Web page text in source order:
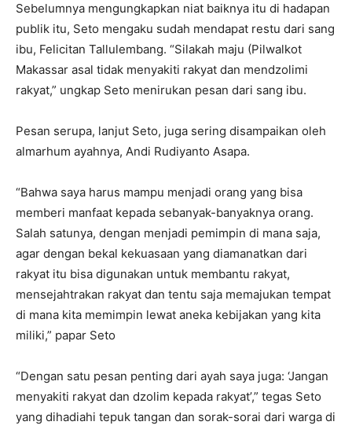
Sebelumnya mengungkapkan niat baiknya itu di hadapan
publik itu, Seto mengaku sudah mendapat restu dari sang
ibu, Felicitan Tallulembang. “Silakah maju (Pilwalkot
Makassar asal tidak menyakiti rakyat dan mendzolimi
rakyat,” ungkap Seto menirukan pesan dari sang ibu.
Pesan serupa, lanjut Seto, juga sering disampaikan oleh
almarhum ayahnya, Andi Rudiyanto Asapa.
“Bahwa saya harus mampu menjadi orang yang bisa
memberi manfaat kepada sebanyak-banyaknya orang.
Salah satunya, dengan menjadi pemimpin di mana saja,
agar dengan bekal kekuasaan yang diamanatkan dari
rakyat itu bisa digunakan untuk membantu rakyat,
mensejahtrakan rakyat dan tentu saja memajukan tempat
di mana kita memimpin lewat aneka kebijakan yang kita
miliki,” papar Seto
“Dengan satu pesan penting dari ayah saya juga: ‘Jangan
menyakiti rakyat dan dzolim kepada rakyat’,” tegas Seto
yang dihadiahi tepuk tangan dan sorak-sorai dari warga di